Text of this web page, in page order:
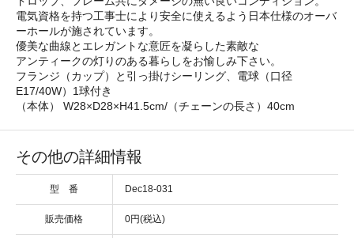
電気資格を持つ工事士により安全に使えるよう日本仕様のオーバ
ーホールが施されています。
優美な曲線とエレガントな意匠を凝らした素敵な
アンティークの灯りのある暮らしをお愉しみ下さい。
フランジ（カップ）と引っ掛けシーリング、電球（口径
E17/40W）1球付き
（本体） W28×D28×H41.5cm/（チェーンの長さ）40cm
その他の詳細情報
型 番 Dec18-031
販売価格 0円(税込)